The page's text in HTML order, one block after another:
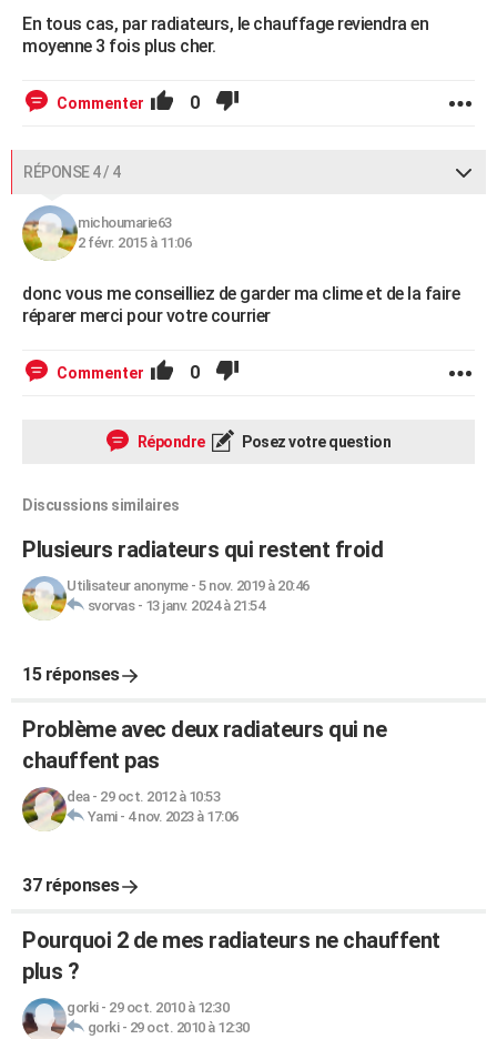
En tous cas, par radiateurs, le chauffage reviendra en
moyenne 3 fois plus cher.
Commenter 0
RÉPONSE 4 / 4
michoumarie63
2 févr. 2015 à 11:06
donc vous me conseilliez de garder ma clime et de la faire
réparer merci pour votre courrier
Commenter 0
Répondre Posez votre question
Discussions similaires
Plusieurs radiateurs qui restent froid
Utilisateur anonyme- 5 nov. 2019 à 20:46
svorvas- 13 janv. 2024 à 21:54
15 réponses
Problème avec deux radiateurs qui ne
chauffent pas
dea- 29 oct. 2012 à 10:53
Yami- 4 nov. 2023 à 17:06
37 réponses
Pourquoi 2 de mes radiateurs ne chauffent
plus ?
gorki- 29 oct. 2010 à 12:30
gorki- 29 oct. 2010 à 12:30